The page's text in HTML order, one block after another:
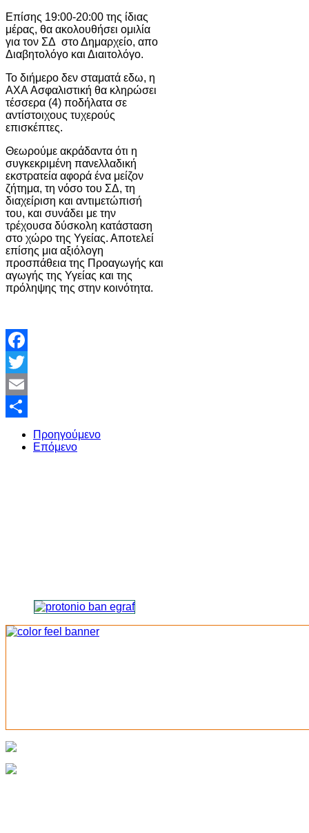
Επίσης 19:00-20:00 της ίδιας
μέρας, θα ακολουθήσει ομιλία
για τον ΣΔ στο Δημαρχείο, απο
Διαβητολόγο και Διαιτολόγο.
Το διήμερο δεν σταματά εδω, η
AXA Ασφαλιστική θα κληρώσει
τέσσερα (4) ποδήλατα σε
αντίστοιχους τυχερούς
επισκέπτες.
Θεωρούμε ακράδαντα ότι η
συγκεκριμένη πανελλαδική
εκστρατεία αφορά ένα μείζον
ζήτημα, τη νόσο του ΣΔ, τη
διαχείριση και αντιμετώπισή
του, και συνάδει με την
τρέχουσα δύσκολη κατάσταση
στο χώρο της Υγείας. Αποτελεί
επίσης μια αξιόλογη
προσπάθεια της Προαγωγής και
αγωγής της Υγείας και της
πρόληψης της στην κοινότητα.
Facebook
Twitter
Email
Share
Προηγούμενο
Επόμενο